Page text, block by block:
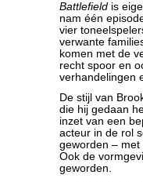
Battlefield is
nam één
vier
verwante
komen met de
recht spoor en
verhandelingen
De stijl van
die hij gedaan
inzet van een
acteur in de rol
geworden –
Ook de
geworden.